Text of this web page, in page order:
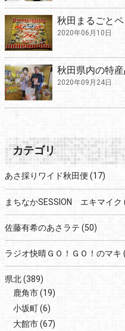
秋田まるごと
2020年06月10日
秋田県内の特
2020年09月24日
カテゴリ
あさ採りワイド秋田便 (17)
まちなかSESSION エキマイク
佐藤有希のあさラテ (50)
ラジオ快晴ＧＯ！ＧＯ！のマキ
県北(389)
鹿角市(19)
小坂町(6)
大館市(67)